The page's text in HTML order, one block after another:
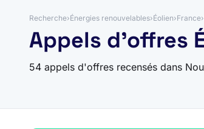
Recherche›Énergies renouvelables›Éolien›France›
Appels d'offres
54 appels d'offres recensés dans